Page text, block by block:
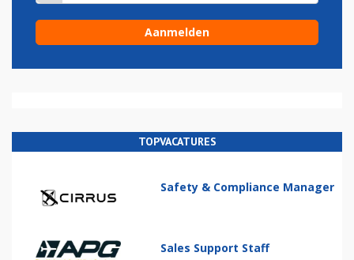
TOPVACATURES
Safety & Compliance Manager
Sales Support Staff